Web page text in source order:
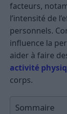
facteurs,
l’intensité de
personnels.
influence la
aider à faire
activité
corps.
Sommaire